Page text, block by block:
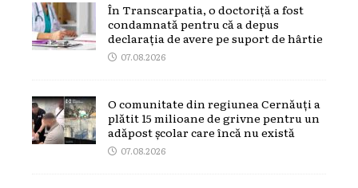
În Transcarpatia, o doctoriță a fost
condamnată pentru că a depus
declarația de avere pe suport de hârtie
07.08.2026
O comunitate din regiunea Cernăuți a
plătit 15 milioane de grivne pentru un
adăpost școlar care încă nu există
07.08.2026